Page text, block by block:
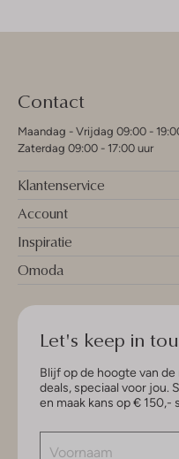
Contact
Maandag - Vrijdag 09:00 -
Zaterdag 09:00 - 17:00 uur
Klantenservice
Account
Inspiratie
Omoda
Let's keep in
Blijf op de hoogte van
deals, speciaal voor jou.
en maak kans op € 150,-